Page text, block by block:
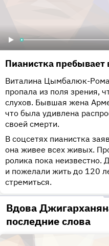
Пианистка
Виталина Цымбалюк-
пропала из поля зрения,
слухов. Бывшая жена
что была удивлена
своей смерти.
В соцсетях пианистка
она живее всех живых.
ролика пока неизвестно.
и пожелали жить до 120
стремиться.
Вдова
последние слова